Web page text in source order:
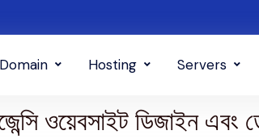
Domain Hosting Servers
ওয়েবসাইট ডিজাইন এবং